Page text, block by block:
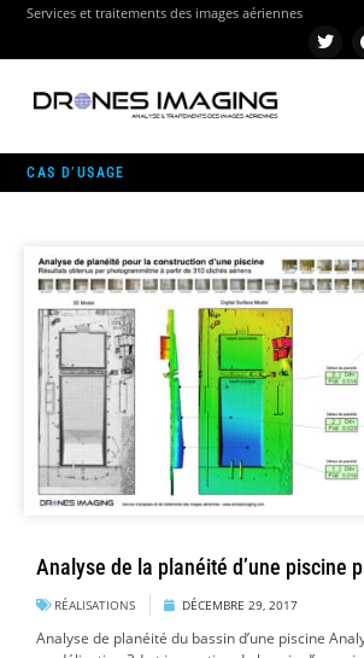
Services et traitements des images aériennes
CAS D’USAGE
Analyse de la planéité d’une piscine
RÉALISATIONS DÉCEMBRE 29, 2017
Analyse de planéité du bassin d’une piscine